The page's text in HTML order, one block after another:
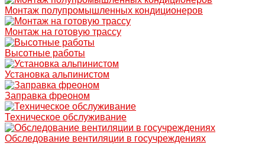
Монтаж полупромышленных кондиционеров
Монтаж на готовую трассу
Высотные работы
Установка альпинистом
Заправка фреоном
Техническое обслуживание
Обследование вентиляции в госучреждениях